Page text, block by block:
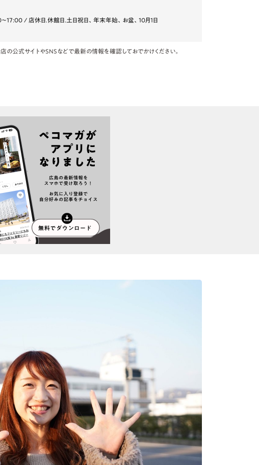
17:00 店休日.休館日.土日祝日、年末年始、お盆、10月1日
の公式サイトやSNSなどで最新の情報を確認しておでかけください。